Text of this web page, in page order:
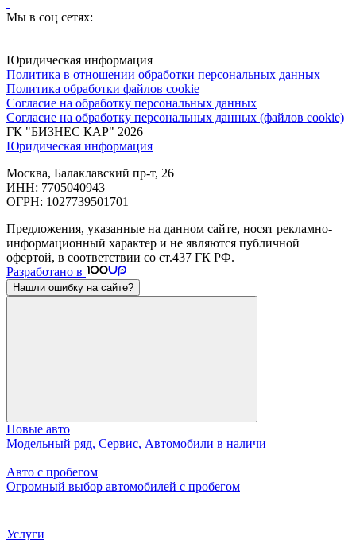
Мы в соц сетях:
Юридическая информация
Политика в отношении обработки персональных данных
Политика обработки файлов cookie
Согласие на обработку персональных данных
Согласие на обработку персональных данных (файлов cookie)
ГК "БИЗНЕС КАР" 2026
Юридическая информация
Москва, Балаклавский пр-т, 26
ИНН: 7705040943
ОГРН: 1027739501701
Предложения, указанные на данном сайте, носят рекламно-
информационный характер и не являются публичной
офертой, в соответствии со ст.437 ГК РФ.
Разработано в
Нашли ошибку на сайте?
Новые авто
Модельный ряд, Сервис, Автомобили в наличи
Авто с пробегом
Огромный выбор автомобилей с пробегом
Услуги